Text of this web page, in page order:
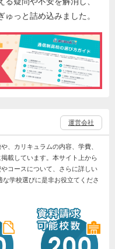
っと詰め込みました。
運営会社
、カリキュラムの内容、学費、
載しています。本サイト上から
コースについて、さらに詳しい
学校選びに是非お役立てくださ